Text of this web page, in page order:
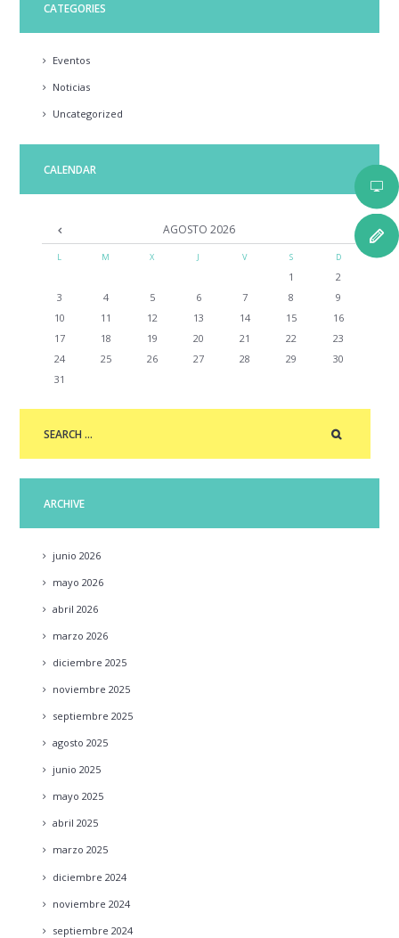
CATEGORIES
Eventos
Noticias
Uncategorized
CALENDAR
AGOSTO 2026
L M X J V S D
1
2
3
4 5 6 7 8
9
10
11 12 13 14 15
16
17
18 19 20 21 22
23
24
25 26 27 28 29
30
31
ARCHIVE
junio 2026
mayo 2026
abril 2026
marzo 2026
diciembre 2025
noviembre 2025
septiembre 2025
agosto 2025
junio 2025
mayo 2025
abril 2025
marzo 2025
diciembre 2024
noviembre 2024
septiembre 2024